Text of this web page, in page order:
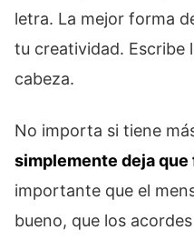
letra. La mejor forma
tu creatividad. Escribe
cabeza.
No importa si tiene
simplemente deja que
importante que el
bueno, que los